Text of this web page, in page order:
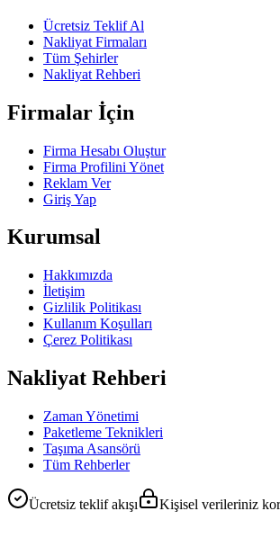
Ücretsiz Teklif Al
Nakliyat Firmaları
Tüm Şehirler
Nakliyat Rehberi
Firmalar İçin
Firma Hesabı Oluştur
Firma Profilini Yönet
Reklam Ver
Giriş Yap
Kurumsal
Hakkımızda
İletişim
Gizlilik Politikası
Kullanım Koşulları
Çerez Politikası
Nakliyat Rehberi
Zaman Yönetimi
Paketleme Teknikleri
Taşıma Asansörü
Tüm Rehberler
Ücretsiz teklif akışı Kişisel verileriniz